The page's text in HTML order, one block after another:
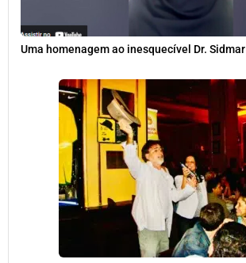
Uma homenagem ao inesquecível Dr. Sidmar